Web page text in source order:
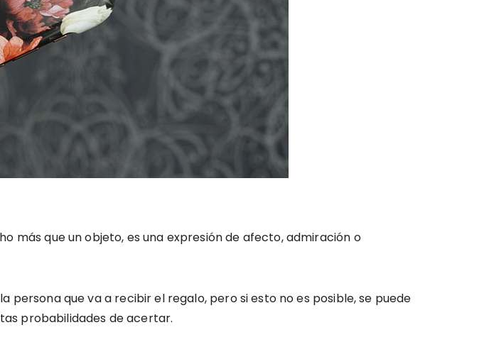
más que un objeto, es una expresión de afecto, admiración o
que va a recibir el regalo, pero si esto no es posible, se puede
probabilidades de acertar.